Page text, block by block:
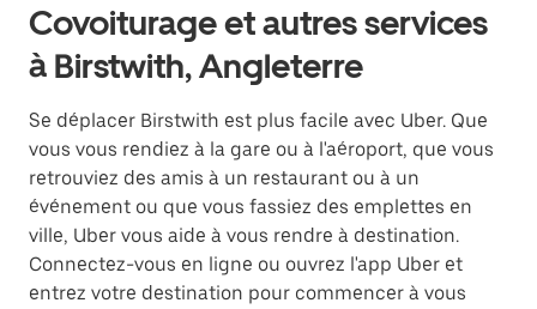
Covoiturage et autres services
à Birstwith, Angleterre
Se déplacer Birstwith est plus facile avec Uber. Que
vous vous rendiez à la gare ou à l'aéroport, que vous
retrouviez des amis à un restaurant ou à un
événement ou que vous fassiez des emplettes en
ville, Uber vous aide à vous rendre à destination.
Connectez-vous en ligne ou ouvrez l'app Uber et
entrez votre destination pour commencer à vous